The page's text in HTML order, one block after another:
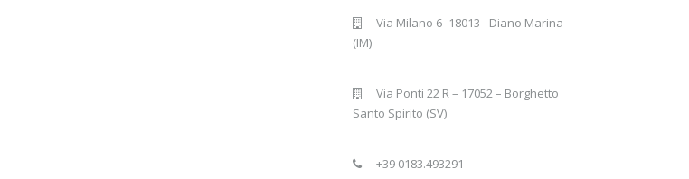
Via Milano 6 -18013 - Diano Marina
(IM)
Via Ponti 22 R – 17052 – Borghetto
Santo Spirito (SV)
+39 0183.493291